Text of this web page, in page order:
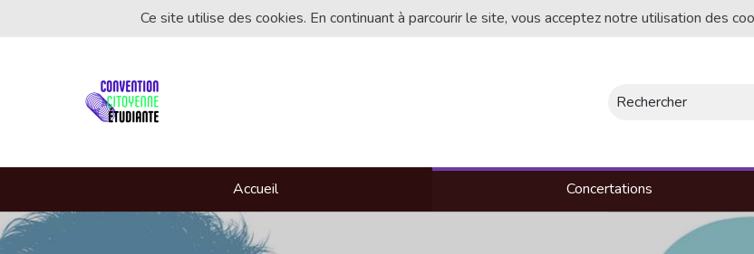
Ce site utilise des cookies. En continuant à parcourir le site, vous acceptez notre utilisation des
Rechercher
Accueil Concertations